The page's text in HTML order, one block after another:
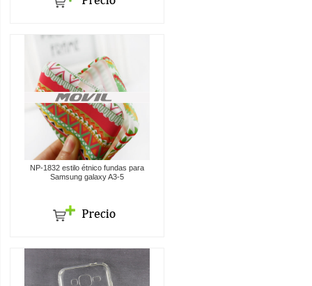
NP-1832 estilo étnico fundas para
Samsung galaxy A3-5